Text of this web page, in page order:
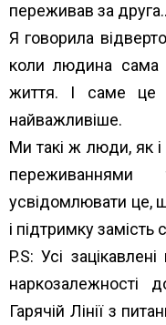
переживав за
Я говорила
коли людина сама
життя. І саме це
найважливіше.
Ми такі ж люди, як і
усвідомлювати це,
і підтримку замість
P.S: Усі
наркозалежності
Гарячій Лінії з